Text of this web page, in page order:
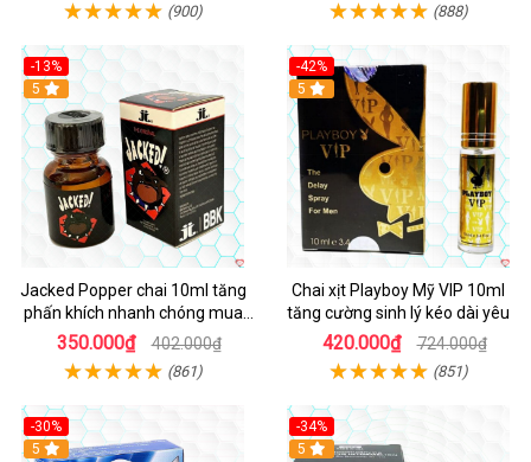
(900) (888)
-13%
5
Jacked Popper chai 10ml tăng
phấn khích nhanh chóng mua
ngay
350.000₫ 402.000₫
(861)
-42%
5
Chai xịt Playboy Mỹ VIP 10ml
tăng cường sinh lý kéo dài yêu
420.000₫ 724.000₫
(851)
-30%
5
-34%
5